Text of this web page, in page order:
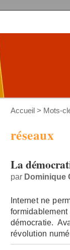
Accueil > Mots-
réseaux
La
par Dominique
Internet ne
démocratie.
révolution